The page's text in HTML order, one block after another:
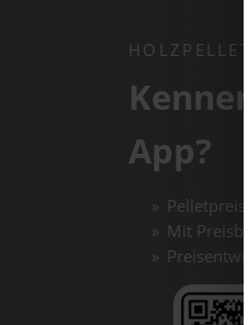
App?
Mit